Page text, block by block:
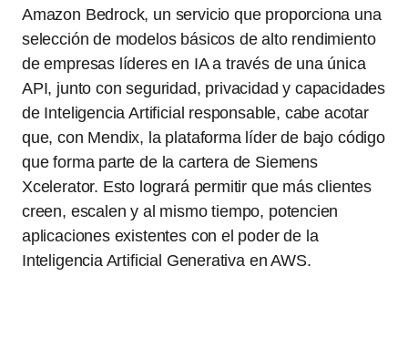
Amazon Bedrock, un servicio que proporciona una
selección de modelos básicos de alto rendimiento
de empresas líderes en IA a través de una única
API, junto con seguridad, privacidad y capacidades
de Inteligencia Artificial responsable, cabe acotar
que, con Mendix, la plataforma líder de bajo código
que forma parte de la cartera de Siemens
Xcelerator. Esto logrará permitir que más clientes
creen, escalen y al mismo tiempo, potencien
aplicaciones existentes con el poder de la
Inteligencia Artificial Generativa en AWS.